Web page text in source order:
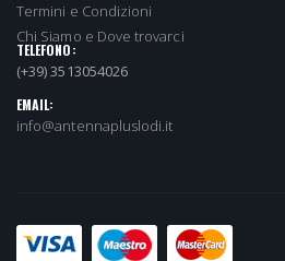
Termini e Condizioni
Chi Siamo e Dove trovarci
TELEFONO:
(+39) 3513054026
EMAIL:
info@antennapluslodi.it